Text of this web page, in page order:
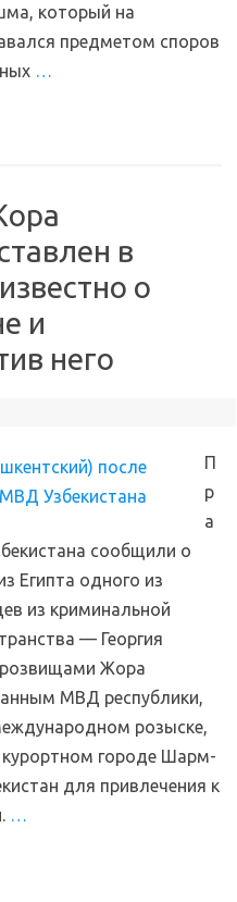
который на
предметом споров
…
в
о
и
него
П
р
а
сообщили о
Египта одного из
из криминальной
— Георгия
Жора
МВД республики,
розыске,
городе Шарм-
для привлечения к
…